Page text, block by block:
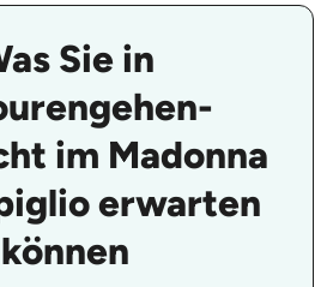
Sie in
im Madonna
erwarten
können